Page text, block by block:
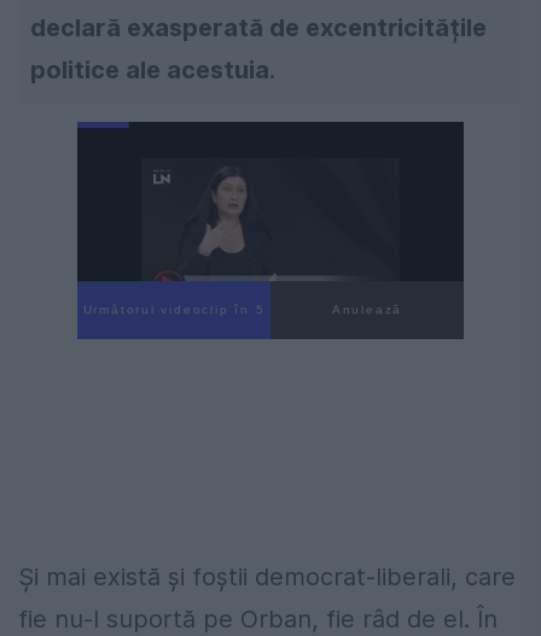
declară exasperată de excentricitățile
politice ale acestuia.
Următorul videoclip în 4 Anulează
Și mai există și foștii democrat-liberali, care
fie nu-l suportă pe Orban, fie râd de el. În